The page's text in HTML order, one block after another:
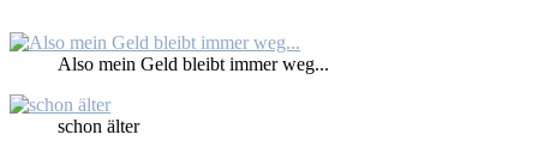
Al­so mein Geld bleibt im­mer weg...
schon äl­ter